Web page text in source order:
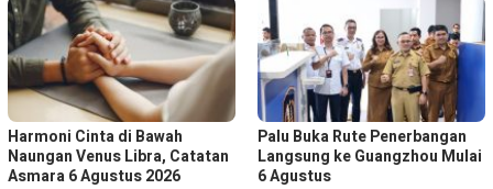
Harmoni Cinta di Bawah
Naungan Venus Libra, Catatan
Asmara 6 Agustus 2026
Palu Buka Rute Penerbangan
Langsung ke Guangzhou Mulai
6 Agustus